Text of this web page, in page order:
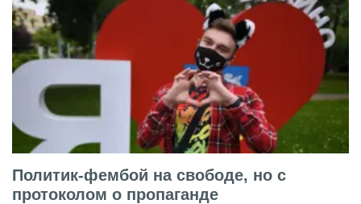
Политик-фембой на свободе, но с
протоколом о пропаганде